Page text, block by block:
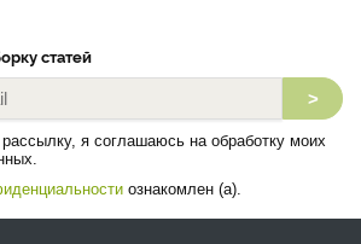
статей
>
я соглашаюсь на обработку моих
ознакомлен (а).